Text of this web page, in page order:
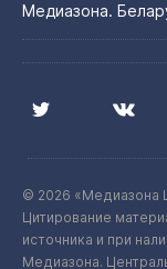
Медиазона.
© 2026 «Медиазона
Цитирование
источника и при
Медиазона.